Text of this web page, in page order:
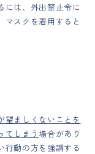
には、外出禁止令に
マスクを着用すると
望ましくないことを
てしまう 場合があり
行動の方を強調する